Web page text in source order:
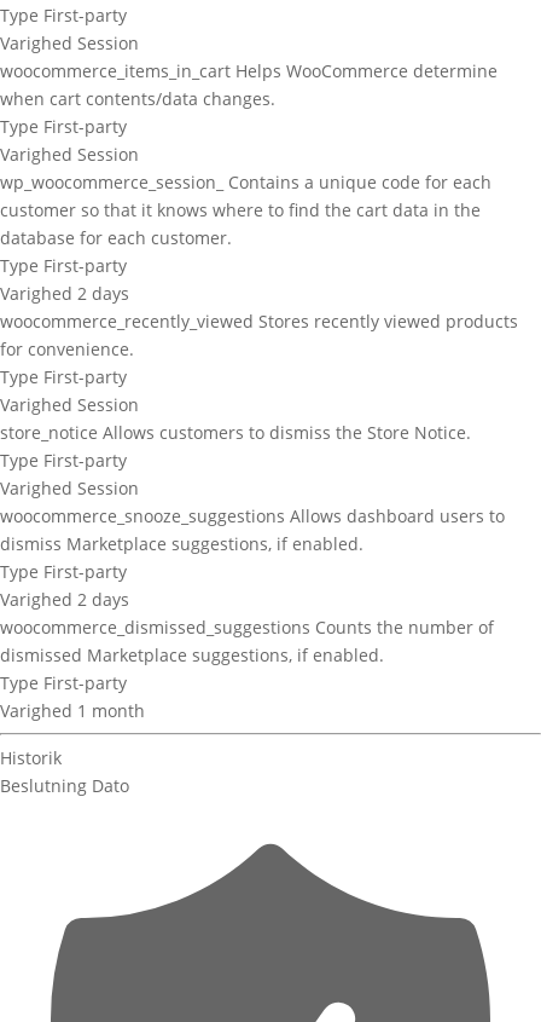
Type First-party
Varighed Session
woocommerce_items_in_cart Helps WooCommerce determine
when cart contents/data changes.
Type First-party
Varighed Session
wp_woocommerce_session_
Contains a unique code for each
customer so that it knows where to find the cart data in the
database for each customer.
Type First-party
Varighed 2 days
woocommerce_recently_viewed Stores recently viewed products
for convenience.
Type First-party
Varighed Session
store_notice Allows customers to dismiss the Store Notice.
Type First-party
Varighed Session
woocommerce_snooze_suggestions Allows dashboard users to
dismiss Marketplace suggestions, if enabled.
Type First-party
Varighed 2 days
woocommerce_dismissed_suggestions Counts the number of
dismissed Marketplace suggestions, if enabled.
Type First-party
Varighed 1 month
Historik
Beslutning Dato